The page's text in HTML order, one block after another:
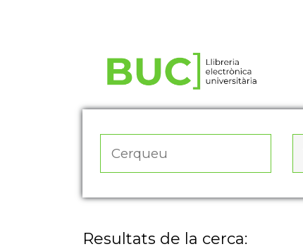
Resultats de la cerca: